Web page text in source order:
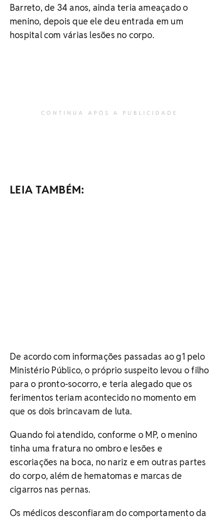
Barreto, de 34 anos, ainda teria ameaçado o
menino, depois que ele deu entrada em um
hospital com várias lesões no corpo.
CONTINUA APÓS A PUBLICIDADE
LEIA TAMBÉM:
De acordo com informações passadas ao g1 pelo
Ministério Público, o próprio suspeito levou o filho
para o pronto-socorro, e teria alegado que os
ferimentos teriam acontecido no momento em
que os dois brincavam de luta.
Quando foi atendido, conforme o MP, o menino
tinha uma fratura no ombro e lesões e
escoriações na boca, no nariz e em outras partes
do corpo, além de hematomas e marcas de
cigarros nas pernas.
Os médicos desconfiaram do comportamento da